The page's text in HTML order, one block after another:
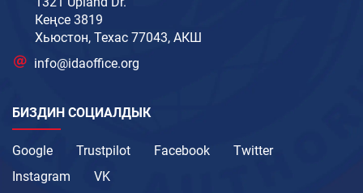
Кеңсе 3819
Хьюстон, Техас 77043, АКШ
info@idaoffice.org
БИЗДИН СОЦИАЛДЫК
Google Trustpilot Facebook
Twitter
Instagram
VK